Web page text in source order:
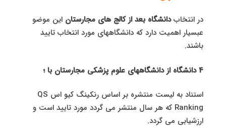
در انتخابدانشگاه بعد از کالج های مجارستان این موضو
عبسیار اهمیت دارد که دانشگاههای مورد انتخاب تایید
باشند.
4 دانشگاه از دانشگاههای علوم پزشكی مجارستان با ؛
استناد به لیست منتشره بر اساس رنکینگ کیو اس QS
Ranking که هر سال منتشر می گردد مورد تایید است و
ارزشیابی می گردد.